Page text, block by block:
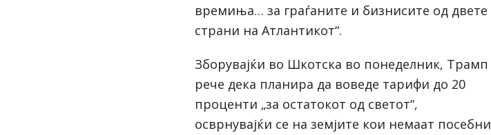
времиња… за граѓаните и бизнисите од двете
страни на Атлантикот“.
Зборувајќи во Шкотска во понеделник, Трамп
рече дека планира да воведе тарифи до 20
проценти „за остатокот од светот“,
осврнувајќи се на земјите кои немаат посебни